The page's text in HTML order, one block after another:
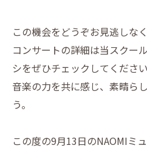
この機会をどうぞお見逃しなく
コンサートの詳細は当スクー
シをぜひチェックしてください
音楽の力を共に感じ、素晴ら
う。
この度の9月13日のNAOMIミ